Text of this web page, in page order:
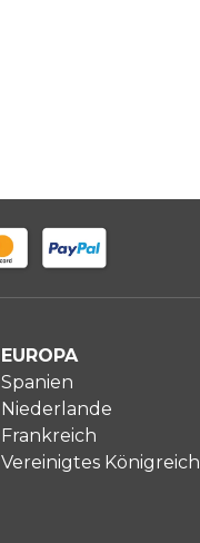
EUROPA
Spanien
Niederlande
Frankreich
Vereinigtes Königreich